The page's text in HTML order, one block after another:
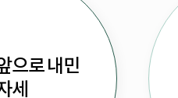
으로 내민
세